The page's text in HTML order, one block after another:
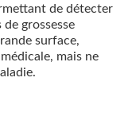
de détecter
grossesse
surface,
mais ne